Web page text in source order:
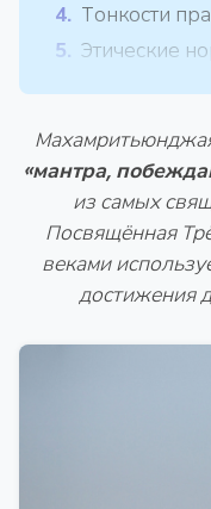
Тонкости
Этические
«мантра,
из самых
Посвящённая
веками
достижения